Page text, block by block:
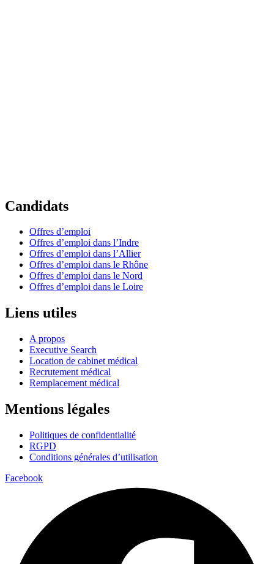
Candidats
Offres d’emploi
Offres d’emploi dans l’Indre
Offres d’emploi dans l’Allier
Offres d’emploi dans le Rhône
Offres d’emploi dans le Nord
Offres d’emploi dans le Loire
Liens utiles
A propos
Executive Search
Location de cabinet médical
Recrutement médical
Remplacement médical
Mentions légales
Politiques de confidentialité
RGPD
Conditions générales d’utilisation
Facebook